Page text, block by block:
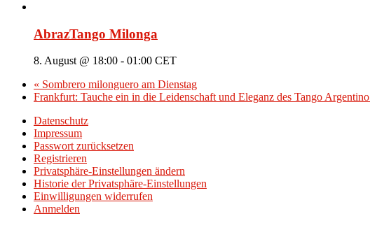
AbrazTango Milonga
8. August @ 18:00 - 01:00 CET
« Sombrero milonguero am Dienstag
Frankfurt: Tauche ein in die Leidenschaft und Eleganz des Tango Argentino
Datenschutz
Impressum
Passwort zurücksetzen
Registrieren
Privatsphäre-Einstellungen ändern
Historie der Privatsphäre-Einstellungen
Einwilligungen widerrufen
Anmelden